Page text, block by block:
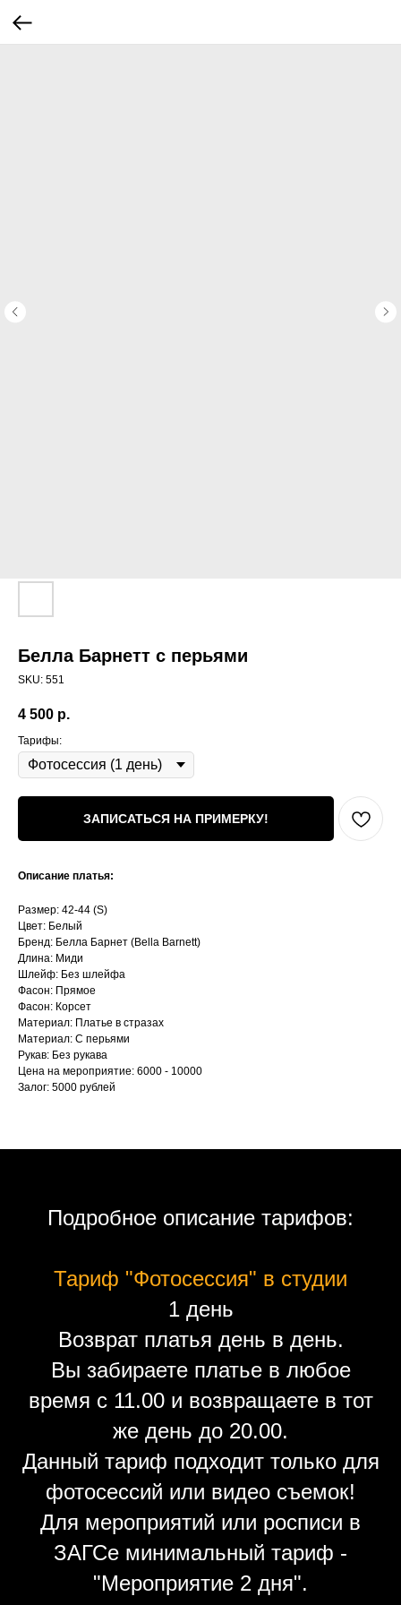
Белла Барнетт с перьями
SKU: 551
4 500 р.
Тарифы:
ЗАПИСАТЬСЯ НА ПРИМЕРКУ!
Описание платья:
Размер: 42-44 (S)
Цвет: Белый
Бренд: Белла Барнет (Bella Barnett)
Длина: Миди
Шлейф: Без шлейфа
Фасон: Прямое
Фасон: Корсет
Материал: Платье в стразах
Материал: С перьями
Рукав: Без рукава
Цена на мероприятие: 6000 - 10000
Залог: 5000 рублей
Подробное описание тарифов:
Тариф "Фотосессия" в студии
1 день
Возврат платья день в день.
Вы забираете платье в любое
время с 11.00 и возвращаете в тот
же день до 20.00.
Данный тариф подходит только для
фотосессий или видео съемок!
Для мероприятий или росписи в
ЗАГСе минимальный тариф -
"Мероприятие 2 дня".